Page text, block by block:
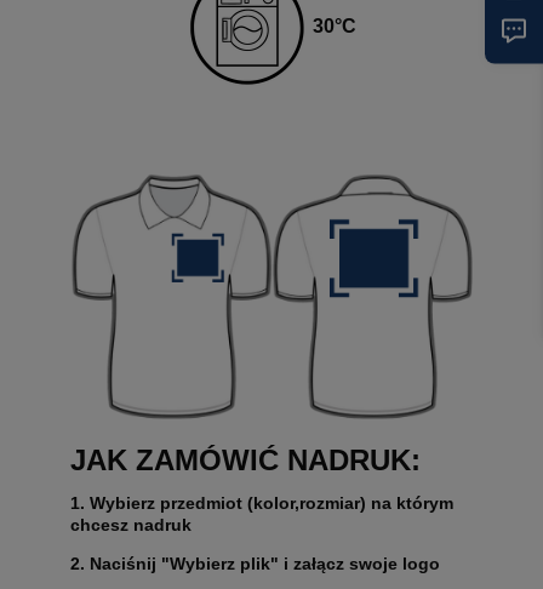
30°C
JAK ZAMÓWIĆ NADRUK:
1. Wybierz przedmiot (kolor,rozmiar) na którym
chcesz nadruk
2. Naciśnij "Wybierz plik" i załącz swoje logo